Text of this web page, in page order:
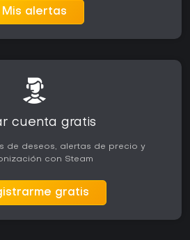
Mis alertas
cuenta gratis
de deseos, alertas de precio y
con Steam
gratis